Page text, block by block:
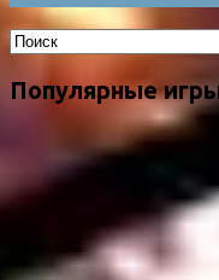
Популярные игры